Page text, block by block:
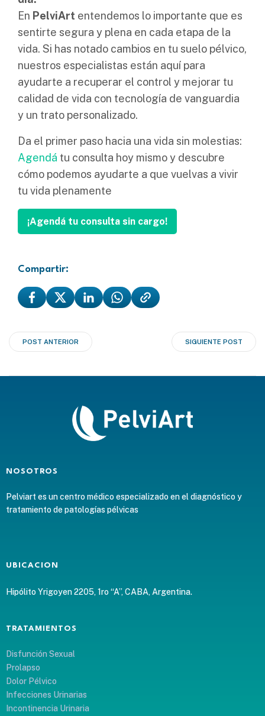
En PelviArt entendemos lo importante que es
sentirte segura y plena en cada etapa de la
vida. Si has notado cambios en tu suelo pélvico,
nuestros especialistas están aquí para
ayudarte a recuperar el control y mejorar tu
calidad de vida con tecnología de vanguardia
y un trato personalizado.
Da el primer paso hacia una vida sin molestias:
Agendá tu consulta hoy mismo y descubre
cómo podemos ayudarte a que vuelvas a vivir
tu vida plenamente
¡Agendá tu consulta sin cargo!
Compartir:
Navegación
de
entradas
POST ANTERIOR
Navegación
de
SIGUIENTE POST
NOSOTROS
Pelviart es un centro médico especializado en el diagnóstico y
tratamiento de patologías pélvicas
UBICACION
Hipólito Yrigoyen 2205, 1ro “A”, CABA, Argentina.
TRATAMIENTOS
Disfunción Sexual
Prolapso
Dolor Pélvico
Infecciones Urinarias
Incontinencia Urinaria